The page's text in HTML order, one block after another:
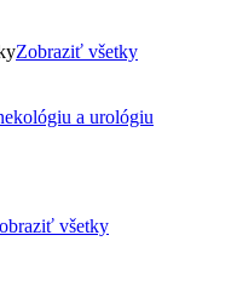
Zobraziť všetky
všetky